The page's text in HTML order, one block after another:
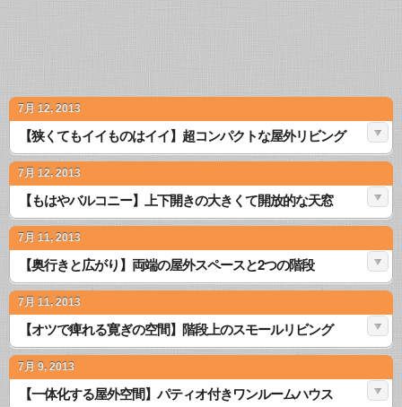
7月 12, 2013
【狭くてもイイものはイイ】超コンパクトな屋外リビング
7月 12, 2013
【もはやバルコニー】上下開きの大きくて開放的な天窓
7月 11, 2013
【奥行きと広がり】両端の屋外スペースと2つの階段
7月 11, 2013
【オツで痺れる寛ぎの空間】階段上のスモールリビング
7月 9, 2013
【一体化する屋外空間】パティオ付きワンルームハウス